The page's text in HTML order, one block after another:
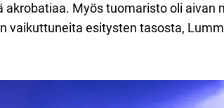
akrobatiaa. Myös tuomaristo oli
vaikuttuneita esitysten tasosta,